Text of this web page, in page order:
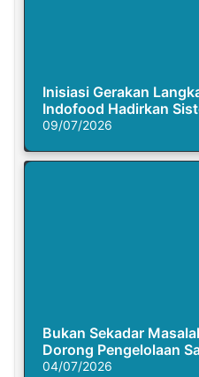
Inisiasi Gerakan
Indofood Hadirkan
Semasa Piknik
09/07/2026
Bukan Sekadar
Dorong Pengelolaan
Solusi Krisis Iklim
04/07/2026